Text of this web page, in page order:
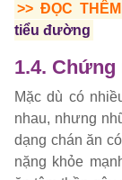
>> ĐỌC
tiểu đường
1.4.
Mặc dù có
nhau, nhưng
dạng chán ăn
nặng khỏe